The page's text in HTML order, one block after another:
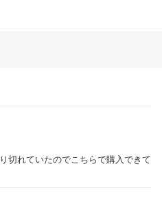
切れていたのでこちらで購入できて